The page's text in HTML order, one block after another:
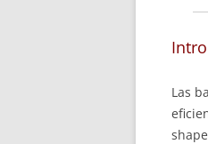
Las